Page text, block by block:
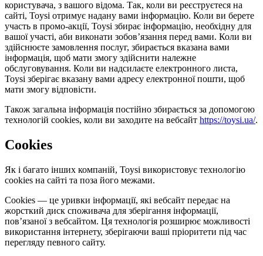
користувача, з вашого відома. Так, коли ви реєструєтеся на
сайті, Toysi отримує надану вами інформацію. Коли ви берете
участь в промо-акції, Toysi збирає інформацію, необхідну для
вашої участі, аби виконати зобов’язання перед вами. Коли ви
здійснюєте замовлення послуг, збирається вказана вами
інформація, щоб мати змогу здійснити належне
обслуговування. Коли ви надсилаєте електронного листа,
Toysi зберігає вказану вами адресу електронної пошти, щоб
мати змогу відповісти.
Також загальна інформація постійно збирається за допомогою
технологій cookies, коли ви заходите на вебсайт https://toysi.ua/.
Cookies
Як і багато інших компаній, Toysi використовує технологію
cookies на сайті та поза його межами.
Cookies — це уривки інформації, які вебсайт передає на
жорсткий диск споживача для зберігання інформації,
пов’язаної з вебсайтом. Ця технологія розширює можливості
використання інтернету, зберігаючи ваші пріоритети під час
перегляду певного сайту.